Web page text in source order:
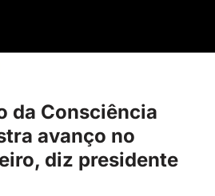
da Consciência
avanço no
diz presidente